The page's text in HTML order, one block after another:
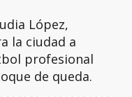
López,
la ciudad a
profesional
de queda.